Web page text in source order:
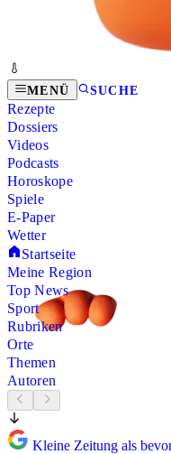
MENÜ SUCHE
Rezepte
Dossiers
Videos
Podcasts
Horoskope
Spiele
E-Paper
Wetter
Startseite
Meine Region
Top News
Sport
Rubriken
Orte
Themen
Autoren
Kleine Zeitung als